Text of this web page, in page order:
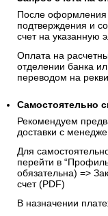
После оформления
подтверждения и
счет на указанную
Оплата на
отделении банка
переводом на
Самостоятельно
Рекомендуем
доставки с
Для
перейти в
обязательна) =>
счет (PDF)
В назначении